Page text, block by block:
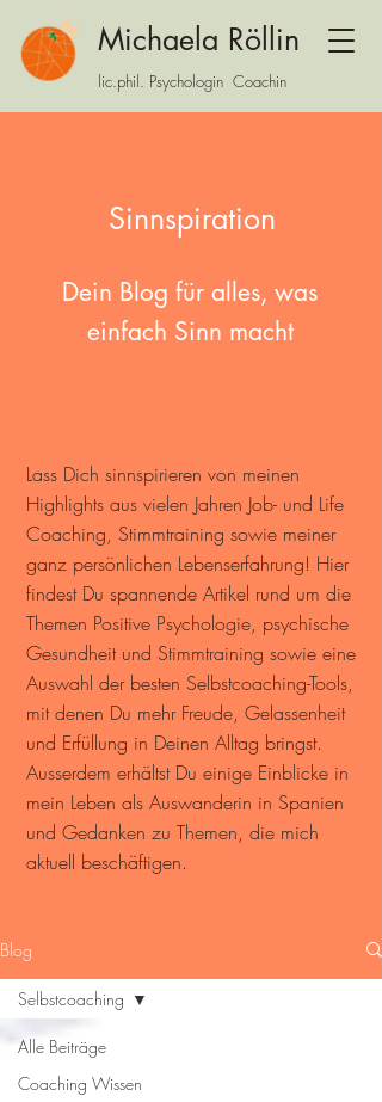
Michaela Röllin
lic.phil. Psychologin Coachin
Sinnspiration
Dein Blog für alles, was
einfach Sinn macht
Lass Dich sinnspirieren von meinen
Highlights aus vielen Jahren Job- und Life
Coaching, Stimmtraining sowie meiner
ganz persönlichen Lebenserfahrung! Hier
findest Du spannende Artikel rund um die
Themen Positive Psychologie, psychische
Gesundheit und Stimmtraining sowie eine
Auswahl der besten Selbstcoaching-Tools,
mit denen Du mehr Freude, Gelassenheit
und Erfüllung in Deinen Alltag bringst.
Ausserdem erhältst Du einige Einblicke in
mein Leben als Auswanderin in Spanien
und Gedanken zu Themen, die mich
aktuell beschäftigen.
Blog
Alle Beiträge
Coaching Wissen
Selbstcoaching